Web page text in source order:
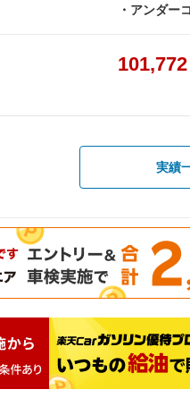
・アンダー
101,772
実績